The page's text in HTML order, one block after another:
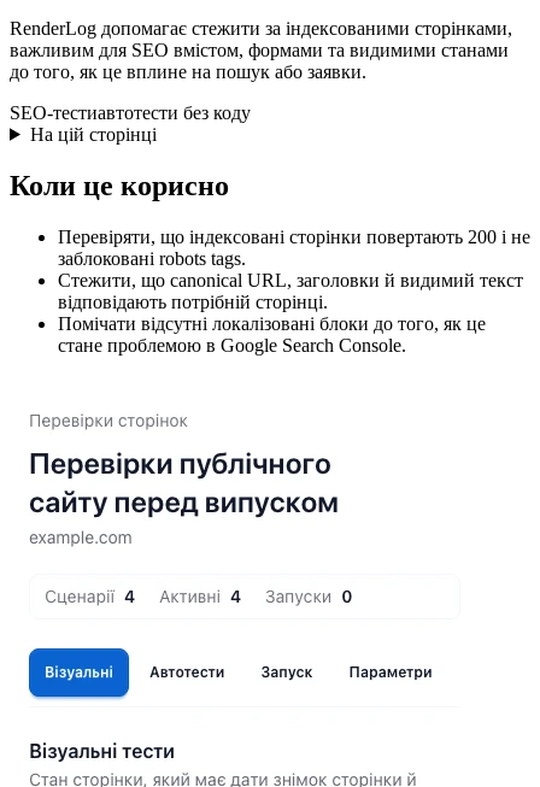
RenderLog допомагає стежити за індексованими сторінками,
важливим для SEO вмістом, формами та видимими станами
до того, як це вплине на пошук або заявки.
SEO-тестиавтотести без коду
На цій сторінці
Коли це корисно
Перевіряти, що індексовані сторінки повертають 200 і не
заблоковані robots tags.
Стежити, що canonical URL, заголовки й видимий текст
відповідають потрібній сторінці.
Помічати відсутні локалізовані блоки до того, як це
стане проблемою в Google Search Console.